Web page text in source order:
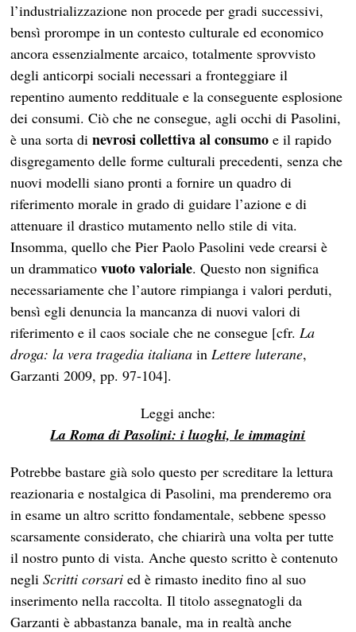
l’industrializzazione non procede per gradi successivi,
bensì prorompe in un contesto culturale ed economico
ancora essenzialmente arcaico, totalmente sprovvisto
degli anticorpi sociali necessari a fronteggiare il
repentino aumento reddituale e la conseguente esplosione
dei consumi. Ciò che ne consegue, agli occhi di Pasolini,
è una sorta dinevrosi collettiva al consumo e il rapido
disgregamento delle forme culturali precedenti, senza che
nuovi modelli siano pronti a fornire un quadro di
riferimento morale in grado di guidare l’azione e di
attenuare il drastico mutamento nello stile di vita.
Insomma, quello che Pier Paolo Pasolini vede crearsi è
un drammaticovuoto valoriale. Questo non significa
necessariamente che l’autore rimpianga i valori perduti,
bensì egli denuncia la mancanza di nuovi valori di
riferimento e il caos sociale che ne consegue [cfr.La
droga: la vera tragedia italianainLettere luterane,
Garzanti 2009, pp. 97-104].
Leggi anche:
La Roma di Pasolini: i luoghi, le immagini
Potrebbe bastare già solo questo per screditare la lettura
reazionaria e nostalgica di Pasolini, ma prenderemo ora
in esame un altro scritto fondamentale, sebbene spesso
scarsamente considerato, che chiarirà una volta per tutte
il nostro punto di vista. Anche questo scritto è contenuto
negliScritti corsari ed è rimasto inedito fino al suo
inserimento nella raccolta. Il titolo assegnatogli da
Garzanti è abbastanza banale, ma in realtà anche